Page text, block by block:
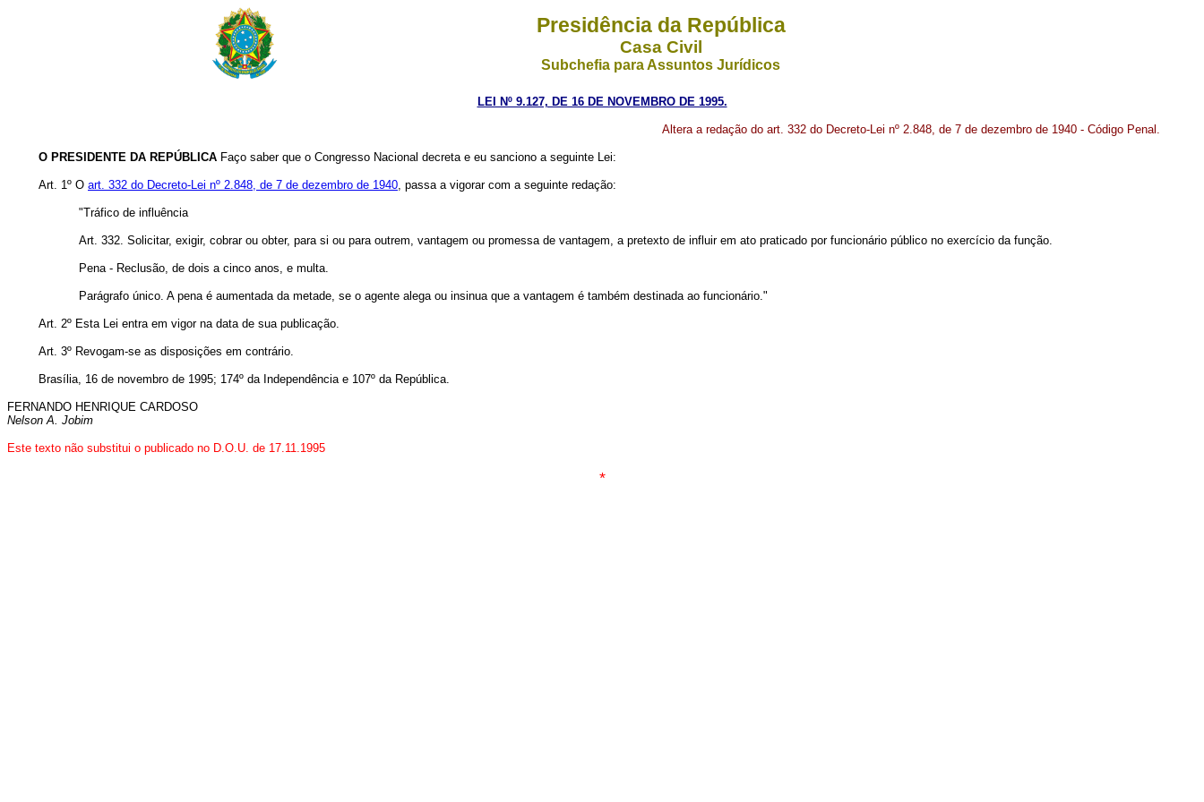
Presidência da República
Casa Civil
Subchefia para Assuntos Jurídicos
LEI Nº 9.127, DE 16 DE NOVEMBRO DE 1995.
Altera a redação do art. 332 do Decreto-Lei nº 2.848, de 7 de dezembro de 1940 - Código Penal.
O PRESIDENTE DA REPÚBLICA Faço saber que o Congresso Nacional decreta e eu sanciono a seguinte Lei:
Art. 1º O art. 332 do Decreto-Lei nº 2.848, de 7 de dezembro de 1940, passa a vigorar com a seguinte redação:
"Tráfico de influência
Art. 332. Solicitar, exigir, cobrar ou obter, para si ou para outrem, vantagem ou promessa de vantagem, a pretexto de influir em ato praticado por funcionário público no exercício da função.
Pena - Reclusão, de dois a cinco anos, e multa.
Parágrafo único. A pena é aumentada da metade, se o agente alega ou insinua que a vantagem é também destinada ao funcionário."
Art. 2º Esta Lei entra em vigor na data de sua publicação.
Art. 3º Revogam-se as disposições em contrário.
Brasília, 16 de novembro de 1995; 174º da Independência e 107º da República.
FERNANDO HENRIQUE CARDOSO
Nelson A. Jobim
Este texto não substitui o publicado no D.O.U. de 17.11.1995
*